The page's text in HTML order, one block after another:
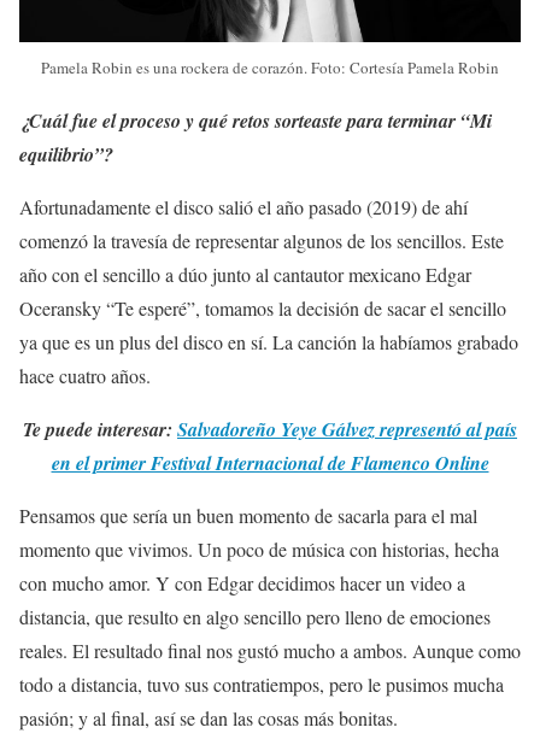
Pamela Robin es una rockera de corazón. Foto: Cortesía Pamela Robin
¿Cuál fue el proceso y qué retos sorteaste para terminar “Mi
equilibrio”?
Afortunadamente el disco salió el año pasado (2019) de ahí
comenzó la travesía de representar algunos de los sencillos. Este
año con el sencillo a dúo junto al cantautor mexicano Edgar
Oceransky “Te esperé”, tomamos la decisión de sacar el sencillo
ya que es un plus del disco en sí. La canción la habíamos grabado
hace cuatro años.
Te puede interesar: Salvadoreño Yeye Gálvez representó al país
en el primer Festival Internacional de Flamenco Online
Pensamos que sería un buen momento de sacarla para el mal
momento que vivimos. Un poco de música con historias, hecha
con mucho amor. Y con Edgar decidimos hacer un video a
distancia, que resulto en algo sencillo pero lleno de emociones
reales. El resultado final nos gustó mucho a ambos. Aunque como
todo a distancia, tuvo sus contratiempos, pero le pusimos mucha
pasión; y al final, así se dan las cosas más bonitas.